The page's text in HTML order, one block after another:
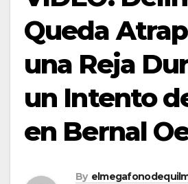
Queda
una Reja
un Intento
en Bernal
By